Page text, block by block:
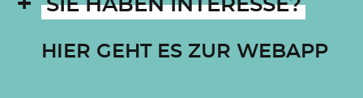
SIE HABEN INTERESSE?
HIER GEHT ES ZUR WEBAPP